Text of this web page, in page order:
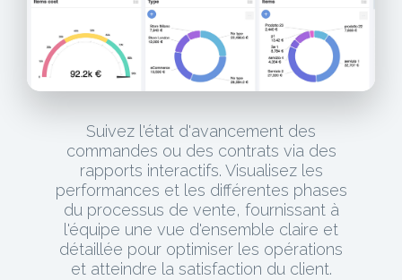
Suivez l'état d'avancement des
commandes ou des contrats via des
rapports interactifs. Visualisez les
performances et les différentes phases
du processus de vente, fournissant à
l'équipe une vue d'ensemble claire et
détaillée pour optimiser les opérations
et atteindre la satisfaction du client.